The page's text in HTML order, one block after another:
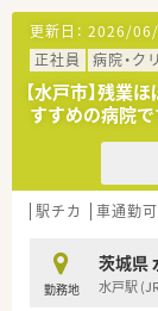
ぜひとも
【募集背
■今回は、
てだけで
■調剤業務
も、安心
■面対応で
やスキル
【想定さ
■面対応で
■地域に
ら、かか
■充実し
更新日： 2026/
正社員
病院・ク
【水戸市】残業
すすめの病院
駅チカ 車通勤可
勤務地
茨城県
水戸駅